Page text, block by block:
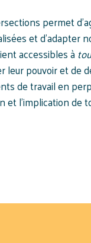
permet
et d'adapter
accessibles à
leur pouvoir et de
de travail en
l’implication de